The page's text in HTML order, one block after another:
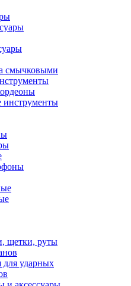
смычковыми
инструменты
щетки, руты
для ударных